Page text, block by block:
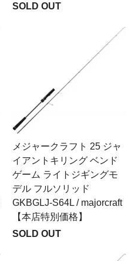
SOLD OUT
メジャークラフト 25 ジャ
イアントキリング ベンド
ゲーム ライトジギングモ
デル フルソリッド
GKBGLJ-S64L / majorcraft
【本店特別価格】
SOLD OUT